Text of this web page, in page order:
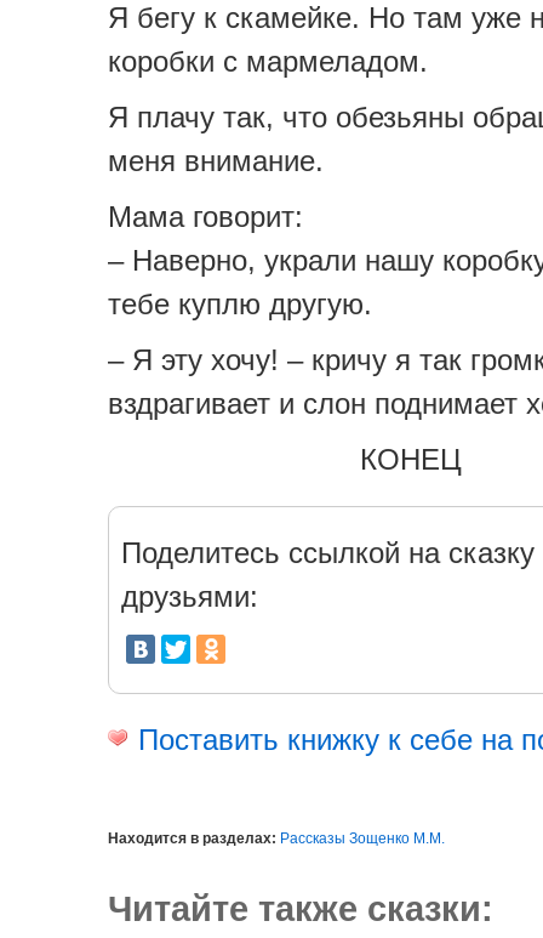
Я бегу к скамейке. Но там уже
коробки с мармеладом.
Я плачу так, что обезьяны
меня внимание.
Мама говорит:
– Наверно, украли нашу
тебе куплю другую.
– Я эту хочу! – кричу я так
вздрагивает и слон поднимает
КОНЕЦ
Поделитесь ссылкой на сказку
друзьями:
Поставить книжку к себе на
Находится в разделах: Рассказы Зощенко М.М.
Читайте также сказки: